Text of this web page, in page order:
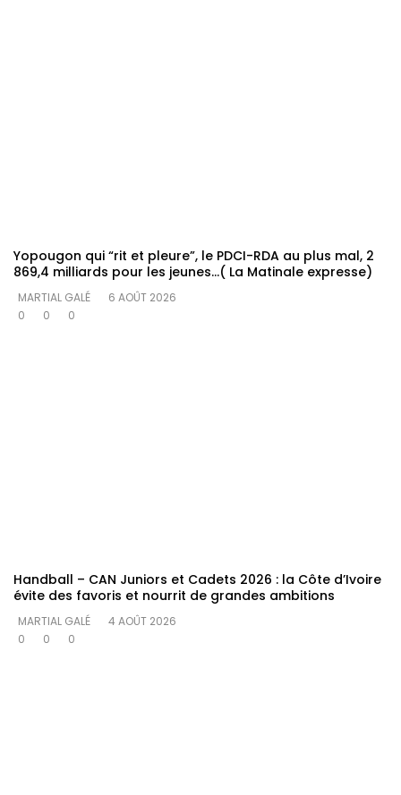
Yopougon qui “rit et pleure”, le PDCI-RDA au plus mal, 2
869,4 milliards pour les jeunes…( La Matinale expresse)
MARTIAL GALÉ
6 AOÛT 2026
0
0 0
Handball – CAN Juniors et Cadets 2026 : la Côte d’Ivoire
évite des favoris et nourrit de grandes ambitions
MARTIAL GALÉ
4 AOÛT 2026
0
0 0